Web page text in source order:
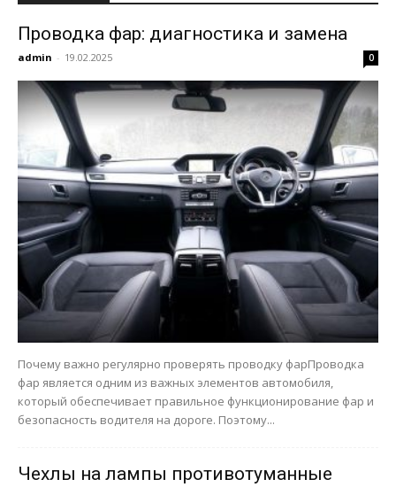
Проводка фар: диагностика и замена
admin - 19.02.2025 0
Почему важно регулярно проверять проводку фарПроводка
фар является одним из важных элементов автомобиля,
который обеспечивает правильное функционирование фар и
безопасность водителя на дороге. Поэтому...
Чехлы на лампы противотуманные